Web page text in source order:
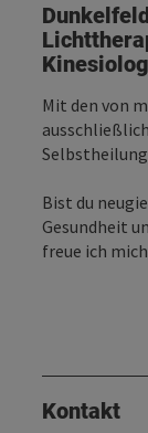
Mit den von
Bist du
Gesundheit
freue ich
Kontakt